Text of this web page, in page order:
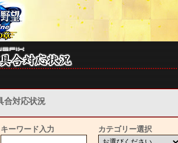
合対応状況
キーワード入力 カテゴリー選択